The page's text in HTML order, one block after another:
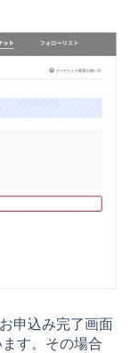
申込み完了画面
す。その場合